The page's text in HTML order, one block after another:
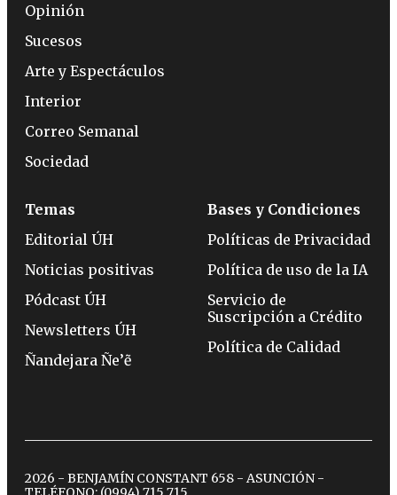
Opinión
Sucesos
Arte y Espectáculos
Interior
Correo Semanal
Sociedad
Temas
Editorial ÚH
Noticias positivas
Pódcast ÚH
Newsletters ÚH
Ñandejara Ñe’ẽ
Bases y Condiciones
Políticas de Privacidad
Política de uso de la IA
Servicio de
Suscripción a Crédito
Política de Calidad
2026 - BENJAMÍN CONSTANT 658 - ASUNCIÓN -